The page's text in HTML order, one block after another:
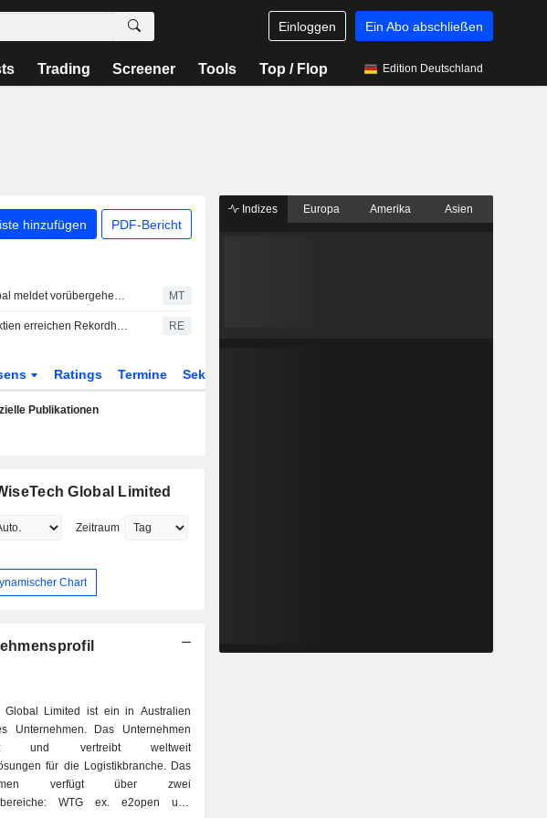
Einloggen Ein Abo abschließen
Trading Screener Tools Top / Flop Edition Deutschland
hinzufügen PDF-Bericht
WiseTech Global meldet vorübergehende Nichteinhaltung einer ASX-Börsenregel nach Ernennung der Vorsitzenden MT
Australische Aktien erreichen Rekordhoch, Minenwerte legen dank US-Iran-Optimismus zu RE
Ratings Termine Sektor
Publikationen
Global Limited
Zeitraum
Chart
Global Limited ist ein in Australien
Unternehmen. Das Unternehmen
und vertreibt weltweit
für die Logistikbranche. Das
verfügt über zwei
WTG ex. e2open und
Indizes Europa Amerika Asien